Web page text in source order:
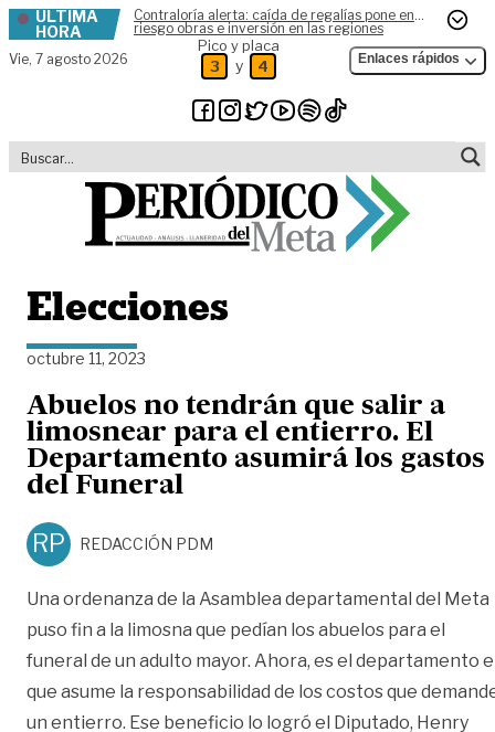
Skip to content
ÚLTIMA
HORA
Contraloría alerta: caída de regalías pone en
riesgo obras e inversión en las regiones
Vie, 7 agosto 2026
Pico y placa
3 y 4 Enlaces rápidos
Elecciones
octubre 11, 2023
Abuelos no tendrán que salir a
limosnear para el entierro. El
Departamento asumirá los gastos
del Funeral
RP REDACCIÓN PDM
Una ordenanza de la Asamblea departamental del Meta
puso fin a la limosna que pedían los abuelos para el
funeral de un adulto mayor. Ahora, es el departamento
que asume la responsabilidad de los costos que
un entierro. Ese beneficio lo logró el Diputado, Henry